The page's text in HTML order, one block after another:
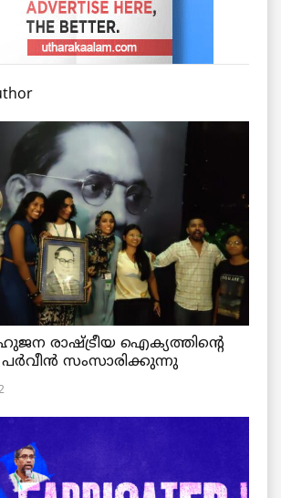
രാഷ്ട്രീയ ഐക്യത്തിന്റെ
പർവീൻ സംസാരിക്കുന്നു